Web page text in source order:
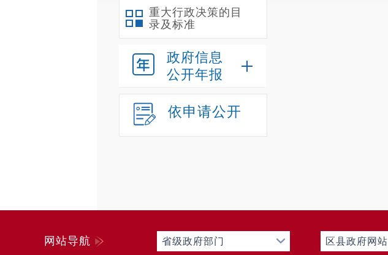
重大行政决策的目
录及标准
政府信息
公开年报
依申请公开
网站导航 省级政府部门 区县政府网站